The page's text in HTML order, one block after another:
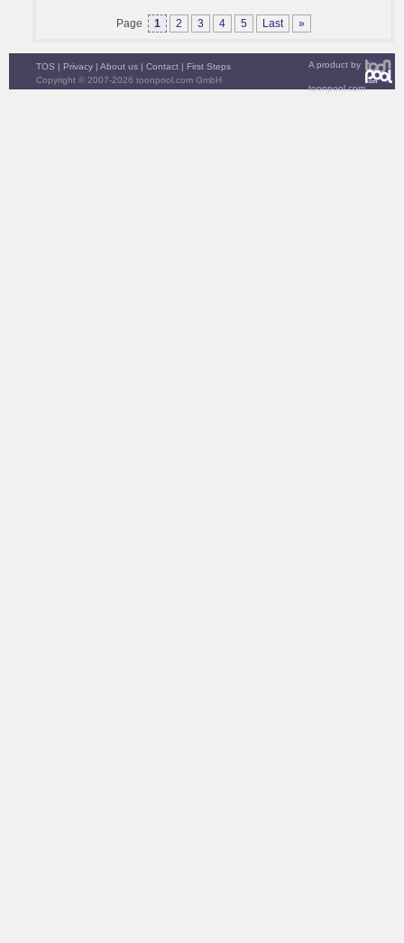
Page 1 2 3 4 5 Last »
A product by
toonpool.com
TOS | Privacy | About us | Contact | First Steps
Copyright © 2007-2026 toonpool.com GmbH